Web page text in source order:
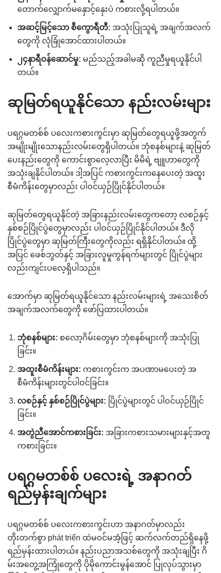
တောက်လျှောက်မနှောင့်နှေးပဲ ကစားလို့ရပါတယ်။
အဆင့်မြင့်သော စီကွောရီတီ: အသုံးပြုသူရဲ့ အချက်အလက်
တွေကို လုံခြုံအောင်ထားပါတယ်။
၂၄နာရီဝန်ဆောင်မှု: မည်သည့်အခါမဆို ကူညီမှုရယူနိုင်ပါ
တယ်။
ဆုမြတ်ရယူနိုင်သော နည်းလမ်းများ
ပရဂ္ဂမတစ်စ် ပလေးကစားကွင်းမှာ ဆုမြတ်တွေရယူဖို့အတွက်
အမျိုးမျိုးသောနည်းလမ်းတွေရှိပါတယ်။ ဘုံစနစ်များနဲ့ ဆုမြတ်
ပေးနည်းတွေကို ကောင်းစွာလေ့လာပြီး မိမိရဲ့ ဗျူဟာတွေကို
အသုံးချနိုင်ပါတယ်။ ဒါ့အပြင် ကစားကွင်းကနေပေးတဲ့ အထူး
စီမံကိန်းတွေမှာလည်း ပါဝင်ယှဉ်ပြိုင်နိုင်ပါတယ်။
ဆုမြတ်တွေရယူနိုင်တဲ့ အခြားနည်းလမ်းတွေကတော့ လစဉ်နှင့်
နှစ်စဉ်ပြိုင်ပွဲတွေမှာလည်း ပါဝင်ယှဉ်ပြိုင်နိုင်ပါတယ်။ ဒီလို
ပြိုင်ပွဲတွေမှာ ဆုမြတ်ကြီးတွေကိုလည်း ရရှိနိုင်ပါတယ်။ ထို့
အပြင် ဖေစ်ဘွတ်နှင့် အခြားလူမှုကွန်ရက်များတွင် ပြိုင်ပွဲများ
လည်းကျင်းပလေ့ရှိပါသည်။
အောက်မှာ ဆုမြတ်ရယူနိုင်သော နည်းလမ်းများရဲ့ အသေးစိတ်
အချက်အလက်တွေကို ဖော်ပြထားပါတယ်။
ဘုံစနစ်များ: စလော့ဂိမ်းတွေမှာ ဘုံစနစ်များကို အသုံးပြု
ခြင်း။
အထူးစီမံကိန်းများ: ကစားကွင်းက အပဏာမပေးတဲ့ အ
စီမံကိန်းများတွင်ပါဝင်ခြင်း။
လစဉ်နှင့် နှစ်စဉ်ပြိုင်ပွဲများ: ပြိုင်ပွဲများတွင် ပါဝင်ယှဉ်ပြိုင်
ခြင်း။
အတွဲညီအောင်ကစားခြင်း: အခြားကစားသမားများနှင့်အတူ
ကစားခြင်း။
ပရဂ္ဂမတစ်စ် ပလေးရဲ့ အနာဂတ်
ရည်မှန်းချက်များ
ပရဂ္ဂမတစ်စ် ပလေးကစားကွင်းဟာ အနာဂတ်မှာလည်း
တိုးတက်စွာ phát triển ထဲမဝင်မအံ့ဖြင့် ဆက်လက်တည်ရှိနေဖို့
ရည်မှန်းထားပါတယ်။ နည်းပညာအသစ်တွေကို အသုံးချပြီး ဂိ
မ်းအတွေ့အကြုံတွေကို ပိုမိုကောင်းမွန်အောင် ပြုလုပ်သွားမှာ